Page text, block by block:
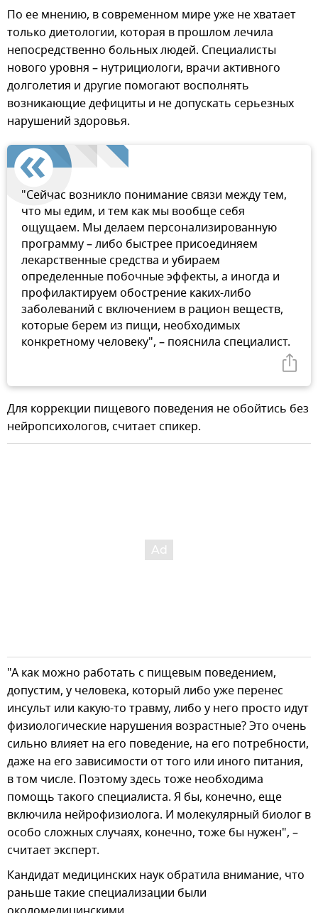
По ее мнению, в современном мире уже не хватает
только диетологии, которая в прошлом лечила
непосредственно больных людей. Специалисты
нового уровня – нутрициологи, врачи активного
долголетия и другие помогают восполнять
возникающие дефициты и не допускать серьезных
нарушений здоровья.
"Сейчас возникло понимание связи между тем,
что мы едим, и тем как мы вообще себя
ощущаем. Мы делаем персонализированную
программу – либо быстрее присоединяем
лекарственные средства и убираем
определенные побочные эффекты, а иногда и
профилактируем обострение каких-либо
заболеваний с включением в рацион веществ,
которые берем из пищи, необходимых
конкретному человеку", – пояснила специалист.
Для коррекции пищевого поведения не обойтись без
нейропсихологов, считает спикер.
"А как можно работать с пищевым поведением,
допустим, у человека, который либо уже перенес
инсульт или какую-то травму, либо у него просто идут
физиологические нарушения возрастные? Это очень
сильно влияет на его поведение, на его потребности,
даже на его зависимости от того или иного питания,
в том числе. Поэтому здесь тоже необходима
помощь такого специалиста. Я бы, конечно, еще
включила нейрофизиолога. И молекулярный биолог в
особо сложных случаях, конечно, тоже бы нужен", –
считает эксперт.
Кандидат медицинских наук обратила внимание, что
раньше такие специализации были